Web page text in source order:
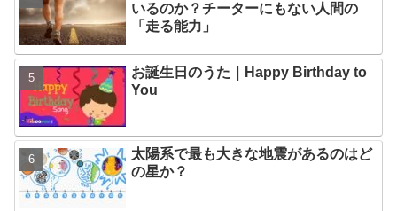
いるのか？チーターにもない人間の
「走る能力」
お誕生日のうた｜Happy Birthday to
You
太陽系で最も大きな地震があるのはど
の星か？